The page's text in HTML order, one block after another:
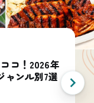
コ！2026年
ャンル別7選